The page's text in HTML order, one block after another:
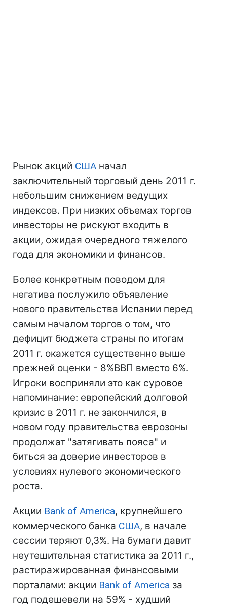
Рынок акций США начал
заключительный торговый день 2011 г.
небольшим снижением ведущих
индексов. При низких объемах торгов
инвесторы не рискуют входить в
акции, ожидая очередного тяжелого
года для экономики и финансов.
Более конкретным поводом для
негатива послужило объявление
нового правительства Испании перед
самым началом торгов о том, что
дефицит бюджета страны по итогам
2011 г. окажется существенно выше
прежней оценки - 8%ВВП вместо 6%.
Игроки восприняли это как суровое
напоминание: европейский долговой
кризис в 2011 г. не закончился, в
новом году правительства еврозоны
продолжат "затягивать пояса" и
биться за доверие инвесторов в
условиях нулевого экономического
роста.
Акции Bank of America, крупнейшего
коммерческого банка США, в начале
сессии теряют 0,3%. На бумаги давит
неутешительная статистика за 2011 г.,
растиражированная финансовыми
порталами: акции Bank of America за
год подешевели на 59% - худший